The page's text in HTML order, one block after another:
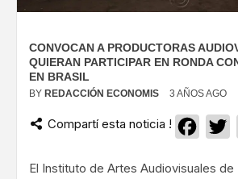
CONVOCAN A PRODUCTORAS
QUIERAN PARTICIPAR EN RONDA
EN BRASIL
BY REDACCIÓN ECONOMIS 3 AÑOS AGO
Compartí esta noticia !
El Instituto de Artes Audiovisuales de